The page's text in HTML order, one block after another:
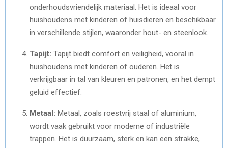
onderhoudsvriendelijk materiaal. Het is ideaal voor
huishoudens met kinderen of huisdieren en beschikbaar
in verschillende stijlen, waaronder hout- en steenlook.
Tapijt: Tapijt biedt comfort en veiligheid, vooral in
huishoudens met kinderen of ouderen. Het is
verkrijgbaar in tal van kleuren en patronen, en het dempt
geluid effectief.
Metaal: Metaal, zoals roestvrij staal of aluminium,
wordt vaak gebruikt voor moderne of industriële
trappen. Het is duurzaam, sterk en kan een strakke,